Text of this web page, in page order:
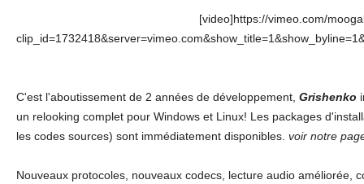
[video]https://vimeo.com/
C'est l'aboutissement de 2 années de développement,Grishenko
un relooking complet pour Windows et Linux! Les packages
les codes sources) sont immédiatement disponibles.voir notre
Nouveaux protocoles, nouveaux codecs, lecture audio améliorée,